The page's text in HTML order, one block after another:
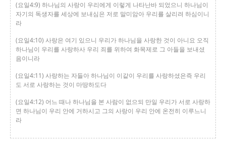
(요일4:9) 하나님의 사랑이 우리에게 이렇게 나타난바 되었으니 하나님이
자기의 독생자를 세상에 보내심은 저로 말미암아 우리를 살리려 하심이니
라
(요일4:10) 사랑은 여기 있으니 우리가 하나님을 사랑한 것이 아니요 오직
하나님이 우리를 사랑하사 우리 죄를 위하여 화목제로 그 아들을 보내셨
음이니라
(요일4:11) 사랑하는 자들아 하나님이 이같이 우리를 사랑하셨은즉 우리
도 서로 사랑하는 것이 마땅하도다
(요일4:12) 어느 때나 하나님을 본 사람이 없으되 만일 우리가 서로 사랑하
면 하나님이 우리 안에 거하시고 그의 사랑이 우리 안에 온전히 이루느니
라